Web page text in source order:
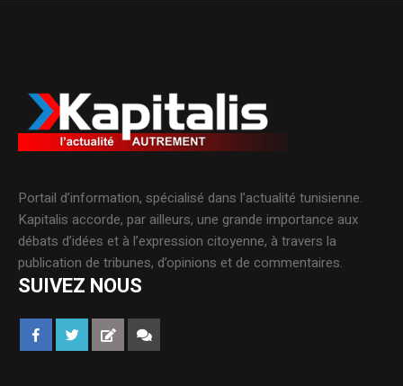
Portail d’information, spécialisé dans l’actualité tunisienne.
Kapitalis accorde, par ailleurs, une grande importance aux
débats d’idées et à l’expression citoyenne, à travers la
publication de tribunes, d’opinions et de commentaires.
SUIVEZ NOUS